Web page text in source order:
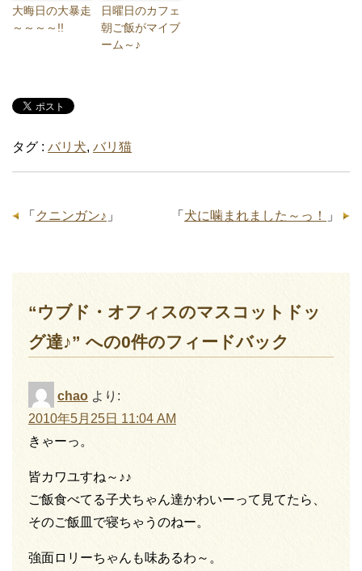
大晦日の大暴走
～～～～!!
日曜日のカフェ
朝ご飯がマイブ
ーム～♪
タグ : バリ犬, バリ猫
「 犬に噛まれました～っ！ 」
「 クニンガン♪ 」
“ウブド・オフィスのマスコットドッ
グ達♪” への0件のフィードバック
chao より:
2010年5月25日 11:04 AM
きゃーっ。
皆カワユすね～♪♪
ご飯食べてる子犬ちゃん達かわいーって見てたら、
そのご飯皿で寝ちゃうのねー。
強面ロリーちゃんも味あるわ～。